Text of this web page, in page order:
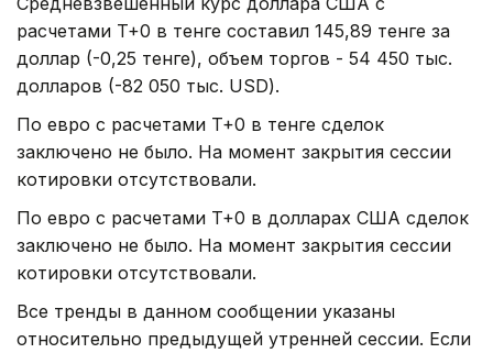
расчетами T+0 в тенге составил 145,89 тенге за
доллар (-0,25 тенге), объем торгов - 54 450 тыс.
долларов (-82 050 тыс. USD).
По евро с расчетами T+0 в тенге сделок
заключено не было. На момент закрытия сессии
котировки отсутствовали.
По евро с расчетами T+0 в долларах США сделок
заключено не было. На момент закрытия сессии
котировки отсутствовали.
Все тренды в данном сообщении указаны
относительно предыдущей утренней сессии. Если